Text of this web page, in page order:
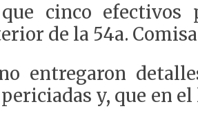
cinco
de la 54a.
entregaron
y, que en